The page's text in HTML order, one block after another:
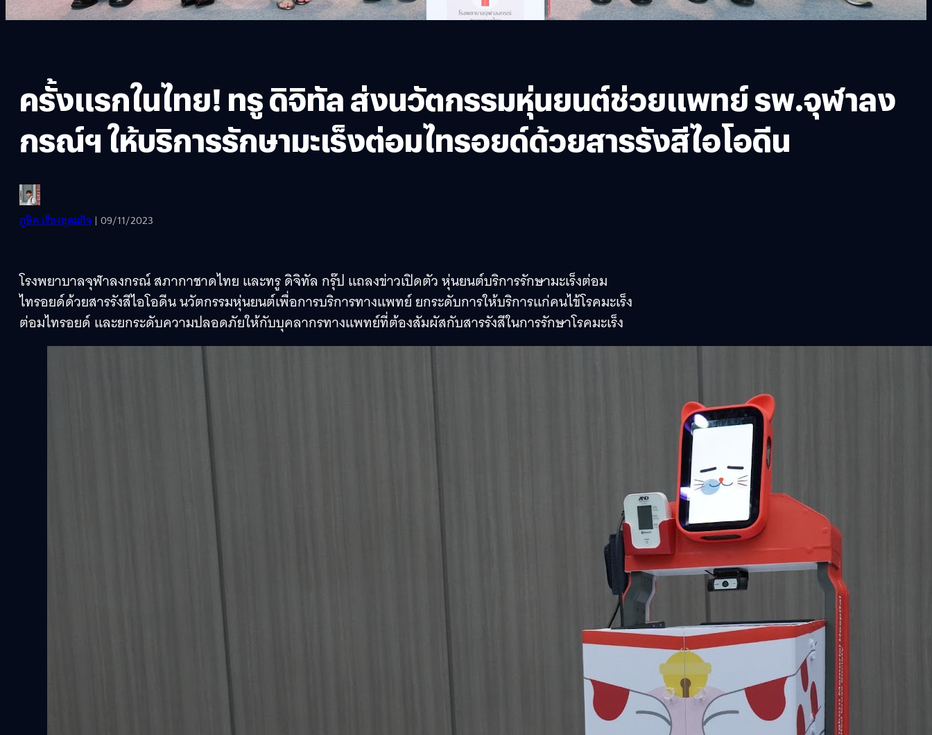
ครั้งแรกในไทย! ทรู ดิจิทัล ส่งนวัตกรรมหุ่นยนต์ช่วยแพทย์ รพ.จุฬาลง
กรณ์ฯ ให้บริการรักษามะเร็งต่อมไทรอยด์ด้วยสารรังสีไอโอดีน
ภูษิต เรืองอุดมกิจ | 09/11/2023
โรงพยาบาลจุฬาลงกรณ์ สภากาชาดไทย และทรู ดิจิทัล กรุ๊ป แถลงข่าวเปิดตัว หุ่นยนต์บริการรักษามะเร็งต่อม
ไทรอยด์ด้วยสารรังสีไอโอดีน นวัตกรรมหุ่นยนต์เพื่อการบริการทางแพทย์ ยกระดับการให้บริการแก่คนไข้โรคมะเร็ง
ต่อมไทรอยด์ และยกระดับความปลอดภัยให้กับบุคลากรทางแพทย์ที่ต้องสัมผัสกับสารรังสีในการรักษาโรคมะเร็ง